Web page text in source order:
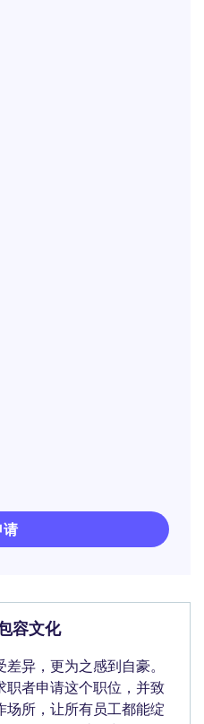
请
容文化
异，更为之感到自豪。
职者申请这个职位，并致
场所，让所有员工都能绽